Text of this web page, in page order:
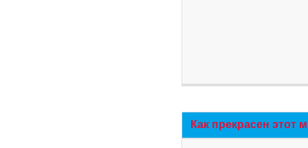
Как прекрасен этот